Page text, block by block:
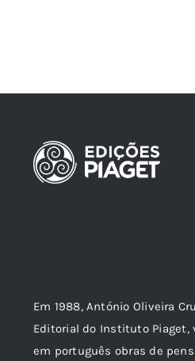
Em 1988, António Oliveira
Editorial do Instituto
em português obras de